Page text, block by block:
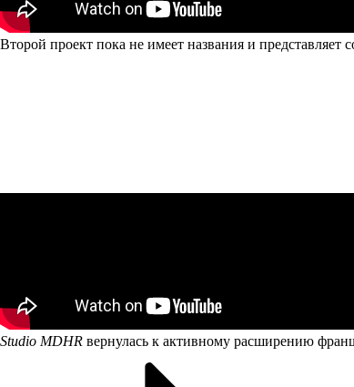
Второй проект пока не имеет названия и
Studio MDHR вернулась к активному расширению